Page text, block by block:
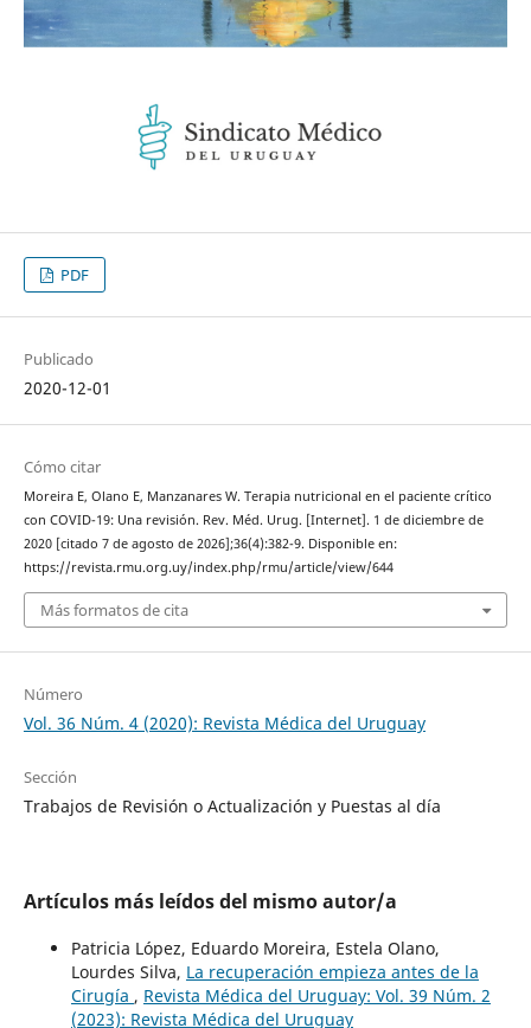
PDF
Publicado
2020-12-01
Cómo citar
Moreira E, Olano E, Manzanares W. Terapia nutricional en el paciente crítico
con COVID-19: Una revisión. Rev. Méd. Urug. [Internet]. 1 de diciembre de
2020 [citado 7 de agosto de 2026];36(4):382-9. Disponible en:
https://revista.rmu.org.uy/index.php/rmu/article/view/644
Más formatos de cita
Número
Vol. 36 Núm. 4 (2020): Revista Médica del Uruguay
Sección
Trabajos de Revisión o Actualización y Puestas al día
Artículos más leídos del mismo autor/a
Patricia López, Eduardo Moreira, Estela Olano,
Lourdes Silva, La recuperación empieza antes de la
Cirugía , Revista Médica del Uruguay: Vol. 39 Núm. 2
(2023): Revista Médica del Uruguay